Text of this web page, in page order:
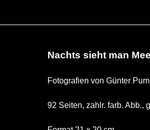
Nachts sieht man
Fotografien von Günter
92 Seiten, zahlr. farb. Abb.,